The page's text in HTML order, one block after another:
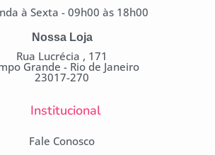
à Sexta - 09h00 às 18h00
Nossa Loja
Rua Lucrécia , 171
Grande - Rio de Janeiro
23017-270
Institucional
Fale Conosco